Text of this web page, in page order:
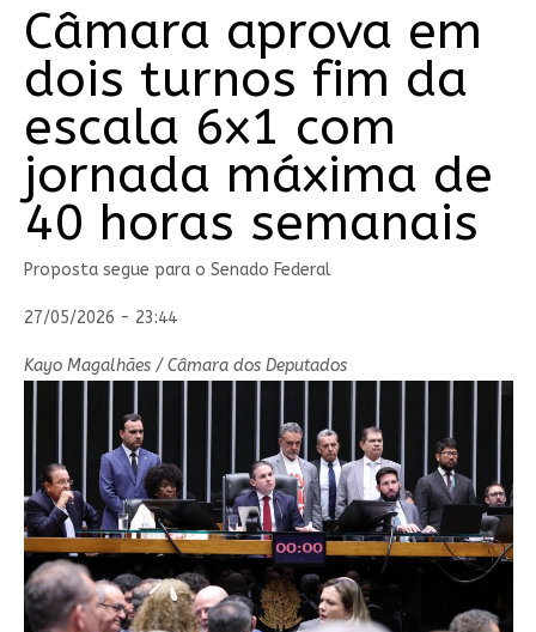
Câmara aprova em
dois turnos fim da
escala 6x1 com
jornada máxima de
40 horas semanais
Proposta segue para o Senado Federal
27/05/2026 - 23:44
Kayo Magalhães / Câmara dos Deputados